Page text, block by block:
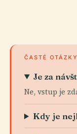
ČASTÉ OTÁZKY
Je za
Ne, vstup je
Kdy je